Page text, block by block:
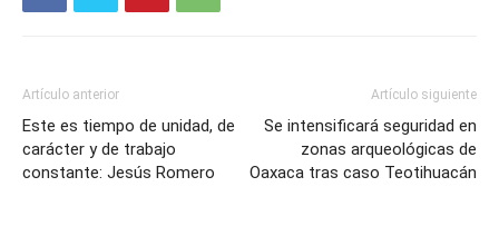
Artículo anterior
Este es tiempo de unidad, de
carácter y de trabajo
constante: Jesús Romero
Artículo siguiente
Se intensificará seguridad en
zonas arqueológicas de
Oaxaca tras caso Teotihuacán